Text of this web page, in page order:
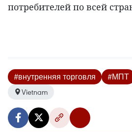
потребителей по всей
#внутренняя торговля #МПТ
Vietnam